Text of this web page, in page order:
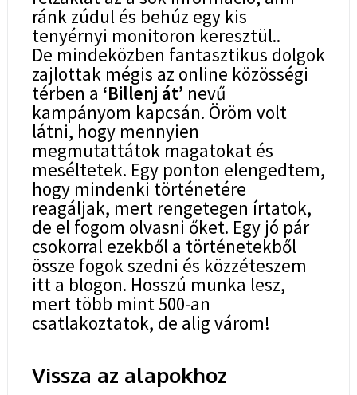
ránk zúdul és behúz egy kis
tenyérnyi monitoron keresztül..
De mindeközben fantasztikus dolgok
zajlottak mégis az online közösségi
térben a ‘Billenj át’ nevű
kampányom kapcsán. Öröm volt
látni, hogy mennyien
megmutattátok magatokat és
meséltetek. Egy ponton elengedtem,
hogy mindenki történetére
reagáljak, mert rengetegen írtatok,
de el fogom olvasni őket. Egy jó pár
csokorral ezekből a történetekből
össze fogok szedni és közzéteszem
itt a blogon. Hosszú munka lesz,
mert több mint 500-an
csatlakoztatok, de alig várom!
Vissza az alapokhoz